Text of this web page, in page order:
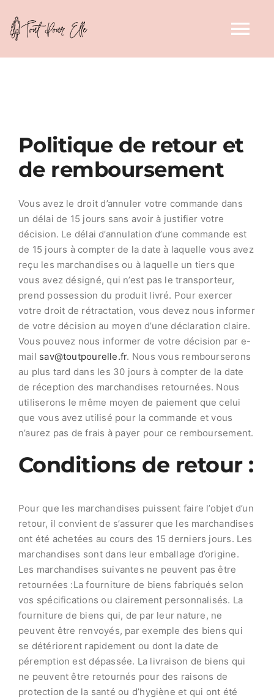
contenu
Hauts
Bas
Ensembles
Contact
Panier
Politique de retour et
de remboursement
Vous avez le droit d’annuler votre commande dans
un délai de 15 jours sans avoir à justifier votre
décision. Le délai d’annulation d’une commande est
de 15 jours à compter de la date à laquelle vous avez
reçu les marchandises ou à laquelle un tiers que
vous avez désigné, qui n’est pas le transporteur,
prend possession du produit livré. Pour exercer
votre droit de rétractation, vous devez nous informer
de votre décision au moyen d’une déclaration claire.
Vous pouvez nous informer de votre décision par e-
mail sav@toutpourelle.fr. Nous vous rembourserons
au plus tard dans les 30 jours à compter de la date
de réception des marchandises retournées. Nous
utiliserons le même moyen de paiement que celui
que vous avez utilisé pour la commande et vous
n’aurez pas de frais à payer pour ce remboursement.
Conditions de retour :
Pour que les marchandises puissent faire l’objet d’un
retour, il convient de s’assurer que les marchandises
ont été achetées au cours des 15 derniers jours. Les
marchandises sont dans leur emballage d’origine.
Les marchandises suivantes ne peuvent pas être
retournées :La fourniture de biens fabriqués selon
vos spécifications ou clairement personnalisés. La
fourniture de biens qui, de par leur nature, ne
peuvent être renvoyés, par exemple des biens qui
se détériorent rapidement ou dont la date de
péremption est dépassée. La livraison de biens qui
ne peuvent être retournés pour des raisons de
protection de la santé ou d’hygiène et qui ont été